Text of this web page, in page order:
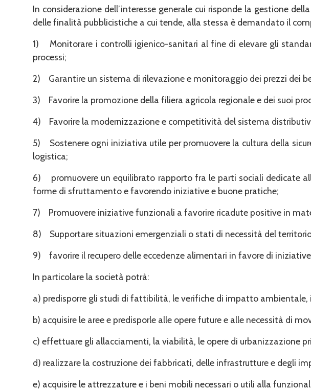
In considerazione dell’interesse generale cui risponde la gestione
delle finalità pubblicistiche a cui tende, alla stessa è demandato il
1) Monitorare i controlli igienico-sanitari al fine di elevare gli
processi;
2) Garantire un sistema di rilevazione e monitoraggio dei prezzi dei
3) Favorire la promozione della filiera agricola regionale e dei suoi
4) Favorire la modernizzazione e competitività del sistema
5) Sostenere ogni iniziativa utile per promuovere la cultura della
logistica;
6) promuovere un equilibrato rapporto fra le parti sociali dedicate
forme di sfruttamento e favorendo iniziative e buone pratiche;
7) Promuovere iniziative funzionali a favorire ricadute positive in
8) Supportare situazioni emergenziali o stati di necessità del
9) favorire il recupero delle eccedenze alimentari in favore di
In particolare la società potrà:
a) predisporre gli studi di fattibilità, le verifiche di impatto ambientale,
b) acquisire le aree e predisporle alle opere future e alle necessità di
c) effettuare gli allacciamenti, la viabilità, le opere di urbanizzazione
d) realizzare la costruzione dei fabbricati, delle infrastrutture e degli
e) acquisire le attrezzature e i beni mobili necessari o utili alla